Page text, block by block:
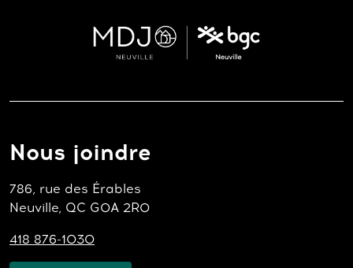
Nous joindre
786, rue des Érables
Neuville, QC G0A 2R0
418 876-1030